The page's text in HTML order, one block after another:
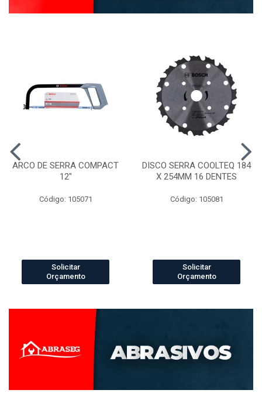
ARCO DE SERRA COMPACT
12"
Código: 105071
Solicitar
Orçamento
DISCO SERRA COOLTEQ 184
X 254MM 16 DENTES
Código: 105081
Solicitar
Orçamento